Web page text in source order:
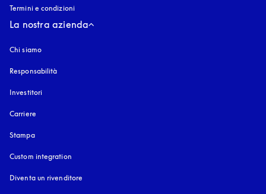
Termini e condizioni
La nostra azienda
Chi siamo
Responsabilità
Investitori
Carriere
Stampa
Custom integration
Diventa un rivenditore